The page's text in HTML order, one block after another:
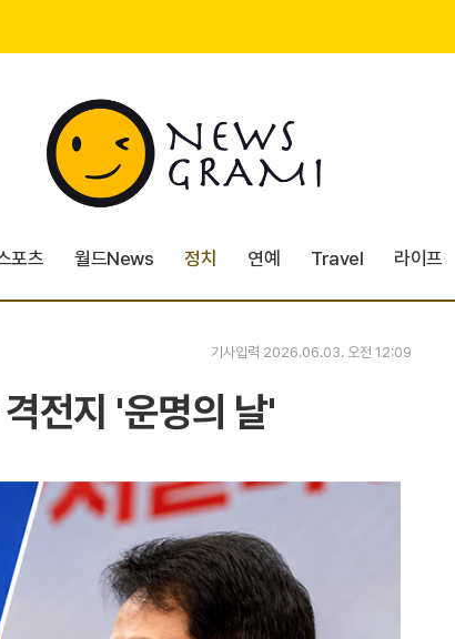
포츠 월드News 정치 연예 Travel 라이프
전지 '운명의 날'
기사입력 2026.06.03. 오전 12:09